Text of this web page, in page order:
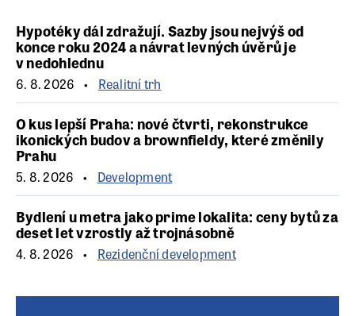
Hypotéky dál zdražují. Sazby jsou nejvýš od
konce roku 2024 a návrat levných úvěrů je
v nedohlednu
6. 8. 2026 Realitní trh
O kus lepší Praha: nové čtvrti, rekonstrukce
ikonických budov a brownfieldy, které změnily
Prahu
5. 8. 2026 Development
Bydlení u metra jako prime lokalita: ceny bytů za
deset let vzrostly až trojnásobně
4. 8. 2026 Rezidenční development